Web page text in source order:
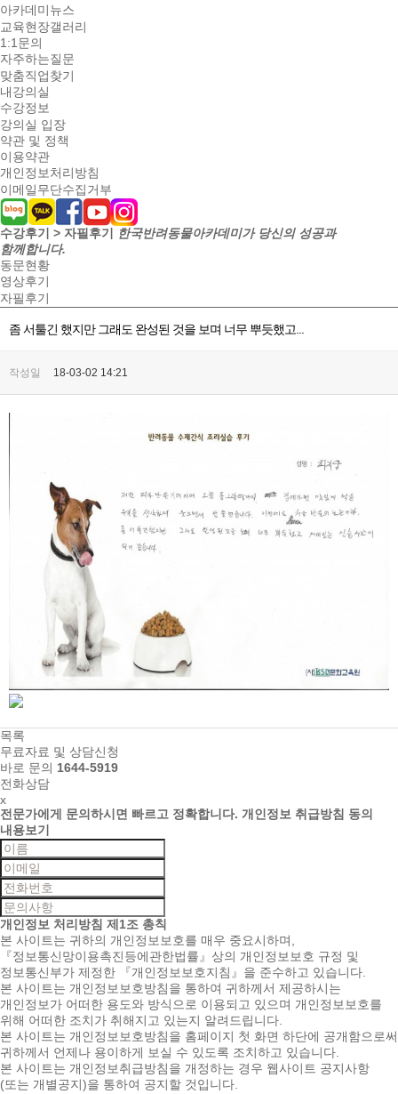
아카데미뉴스
교육현장갤러리
1:1문의
자주하는질문
맞춤직업찾기
내강의실
수강정보
강의실 입장
약관 및 정책
이용약관
개인정보처리방침
이메일무단수집거부
수강후기 > 자필후기
한국반려동물아카데미가 당신의 성공과
함께합니다.
동문현황
영상후기
자필후기
좀 서툴긴 했지만 그래도 완성된 것을 보며 너무 뿌듯했고...
작성일 18-03-02 14:21
목록
무료자료 및 상담신청
바로 문의 1644-5919
전화상담
x
전문가에게 문의하시면 빠르고 정확합니다. 개인정보 취급방침 동의
내용보기
개인정보 처리방침 제1조 총칙
본 사이트는 귀하의 개인정보보호를 매우 중요시하며,
『정보통신망이용촉진등에관한법률』상의 개인정보보호 규정 및
정보통신부가 제정한 『개인정보보호지침』을 준수하고 있습니다.
본 사이트는 개인정보보호방침을 통하여 귀하께서 제공하시는
개인정보가 어떠한 용도와 방식으로 이용되고 있으며 개인정보보호를
위해 어떠한 조치가 취해지고 있는지 알려드립니다.
본 사이트는 개인정보보호방침을 홈페이지 첫 화면 하단에 공개함으로써
귀하께서 언제나 용이하게 보실 수 있도록 조치하고 있습니다.
본 사이트는 개인정보취급방침을 개정하는 경우 웹사이트 공지사항
(또는 개별공지)을 통하여 공지할 것입니다.